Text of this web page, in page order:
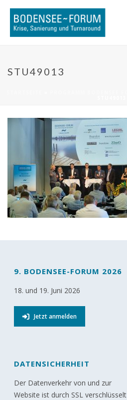
STU49013
9. BODENSEE-FORUM 2026
18. und 19. Juni 2026
Jetzt anmelden
DATENSICHERHEIT
Der Datenverkehr von und zur
Website ist durch SSL verschlüsselt